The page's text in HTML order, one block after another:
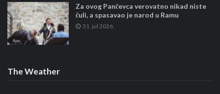
Za ovog Pančevca verovatno nikad niste
čuli, a spasavao je narod u Ramu
31. jul 2026.
The Weather